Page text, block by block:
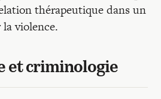
thérapeutique dans un
violence.
et criminologie